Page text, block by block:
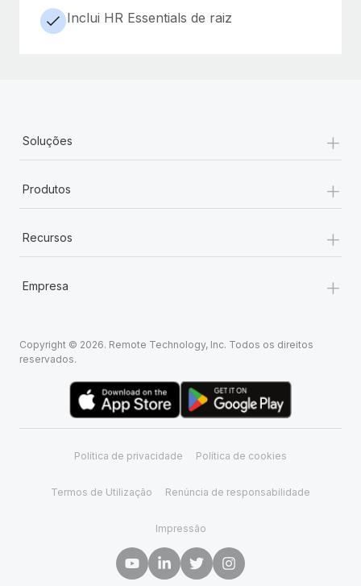
Inclui HR Essentials de raiz
Soluções +
Produtos +
Recursos +
Empresa +
Copyright © 2026. Remote Technology, Inc. Todos os direitos
reservados.
Política de privacidade Política de cookies
Termos de Utilização Renúncia de responsabilidade
Impressão